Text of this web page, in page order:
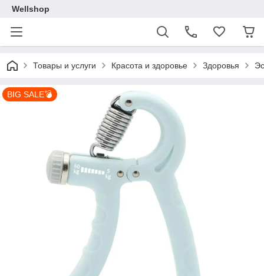
Wellshop
Товары и услуги Красота и здоровье Здоровья
BIG SALE💣